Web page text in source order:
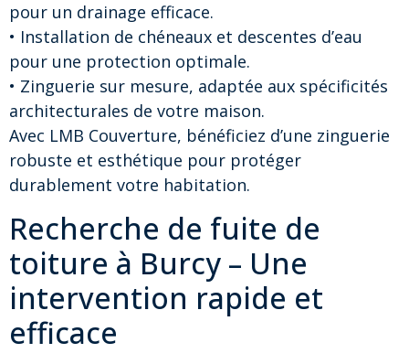
pour un drainage efficace.
• Installation de chéneaux et descentes d’eau
pour une protection optimale.
• Zinguerie sur mesure, adaptée aux spécificités
architecturales de votre maison.
Avec LMB Couverture, bénéficiez d’une zinguerie
robuste et esthétique pour protéger
durablement votre habitation.
Recherche de fuite de
toiture à Burcy – Une
intervention rapide et
efficace